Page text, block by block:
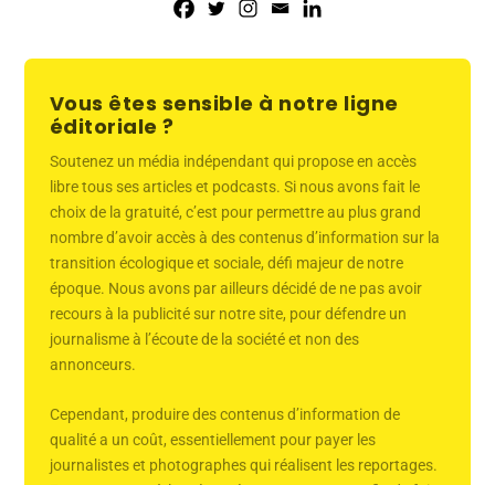
Vous êtes sensible à notre ligne
éditoriale ?
Soutenez un média indépendant qui propose en accès
libre tous ses articles et podcasts. Si nous avons fait le
choix de la gratuité, c’est pour permettre au plus grand
nombre d’avoir accès à des contenus d’information sur la
transition écologique et sociale, défi majeur de notre
époque. Nous avons par ailleurs décidé de ne pas avoir
recours à la publicité sur notre site, pour défendre un
journalisme à l’écoute de la société et non des
annonceurs.
Cependant, produire des contenus d’information de
qualité a un coût, essentiellement pour payer les
journalistes et photographes qui réalisent les reportages.